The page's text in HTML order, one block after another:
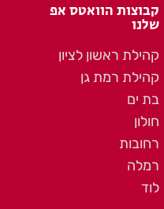
קבוצות הוואטס אפ
שלנו
קהילת ראשון לציון
קהילת רמת גן
בת ים
חולון
רחובות
רמלה
לוד